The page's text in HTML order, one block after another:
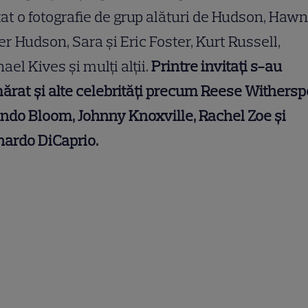
o fotografie de grup alături de Hudson,
Hudson, Sara și Eric Foster, Kurt Russell,
Kives și mulți alții.Printre invitați s-au
și alte celebrități precum Reese
Bloom, Johnny Knoxville, Rachel Zoe și
DiCaprio.